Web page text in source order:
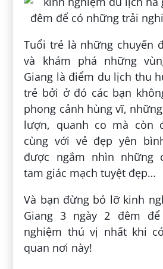
Tuổi trẻ là những chuyến
và khám phá những
Giang là điểm du lịch thu
trẻ bởi ở đó các bạn
phong cảnh hùng vĩ,
lượn, quanh co mà còn
cùng với vẻ đẹp yên
được ngắm nhìn những
tam giác mạch tuyệt đẹp…
Và bạn đừng bỏ lỡ kinh
Giang 3 ngày 2 đêm
nghiệm thú vị nhất khi
quan nơi này!